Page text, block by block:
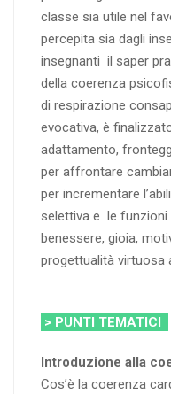
classe sia utile nel
percepita sia dagli
insegnanti il saper
della coerenza
di respirazione
evocativa, è
adattamento,
per affrontare
per incrementare
selettiva e le funzioni
benessere, gioia,
progettualità virtuosa
> PUNTI TEMATICI
Introduzione alla
Cos’è la coerenza